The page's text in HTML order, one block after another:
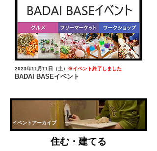
2023年11月11日（土） ※イベント終了しました
BADAI BASEイベント
イベントアーカイブ
住む・建てる